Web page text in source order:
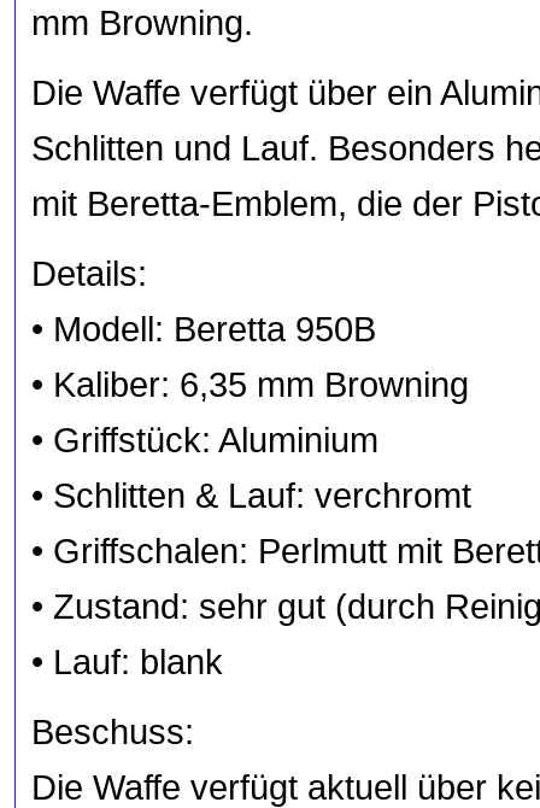
mm Browning.
Die Waffe verfügt über ein
Schlitten und Lauf. Besonders
mit Beretta-Emblem, die der
Details:
• Modell: Beretta 950B
• Kaliber: 6,35 mm Browning
• Griffstück: Aluminium
• Schlitten & Lauf: verchromt
• Griffschalen: Perlmutt mit
• Zustand: sehr gut (durch
• Lauf: blank
Beschuss:
Die Waffe verfügt aktuell über